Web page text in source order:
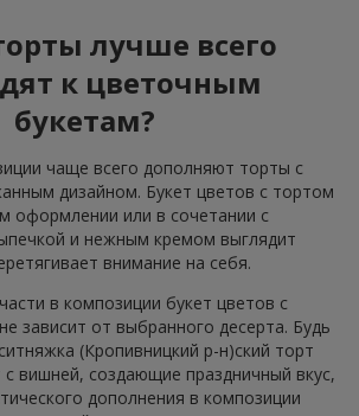
лучше всего
к цветочным
букетам?
чаще всего дополняют торты с
дизайном. Букет цветов с тортом
оформлении или в сочетании с
и нежным кремом выглядит
внимание на себя.
в композиции букет цветов с
зависит от выбранного десерта. Будь
(Кропивницкий р-н)ский торт
вишней, создающие праздничный вкус,
дополнения в композиции